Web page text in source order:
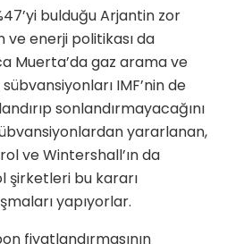
bulduğu Arjantin zor
enerji politikası da
Muerta’da gaz arama ve
IMF’nin de
sonlandırmayacağını
yararlanan,
ve Wintershall’ın da
şirketleri bu kararı
yapıyorlar.
fiyatlandırmasının